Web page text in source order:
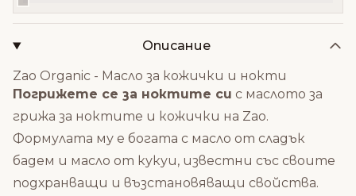
Описание
Zao Organic - Масло за кожички и нокти
Погрижете се за ноктите си с маслото за
грижа за ноктите и кожички на Zao.
Формулата му е богата с масло от сладък
бадем и масло от кукуи, известни със своите
подхранващи и възстановяващи свойства.